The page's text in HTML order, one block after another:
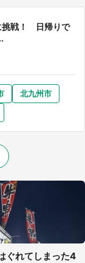
挑戦！ 日帰りで
北九州市
ぐれてしまった4